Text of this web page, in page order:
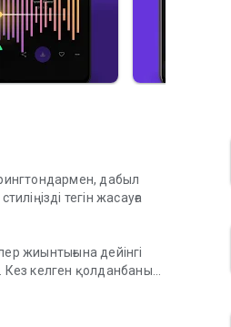
дабыл
тегін жасауға
жиынтығына дейінгі
Кез келген қолданбаның
іздеңіз, табыңыз